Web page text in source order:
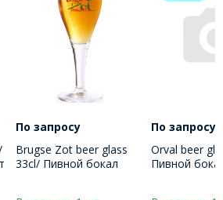
По запросу
Brugse Zot beer glass
33cl/ Пивной бокал
По запросу
Orval beer
Пивной